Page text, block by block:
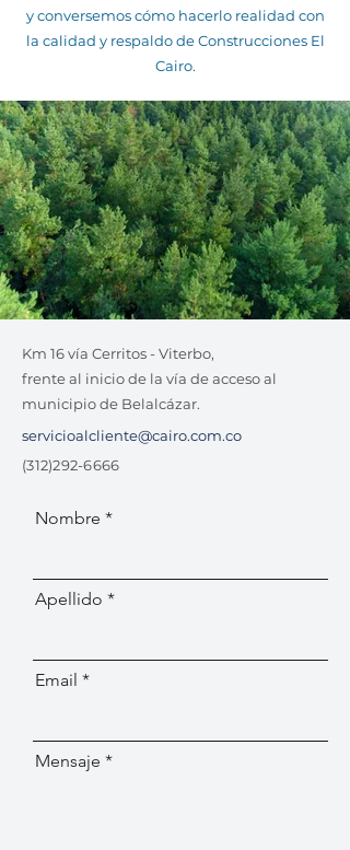
y conversemos cómo hacerlo realidad con
la calidad y respaldo de Construcciones El
Cairo.
Km 16 vía Cerritos - Viterbo,
frente al inicio de la vía de acceso al
municipio de Belalcázar.
servicioalcliente@cairo.com.co
(312)292-6666
Nombre
Apellido
Email
Mensaje